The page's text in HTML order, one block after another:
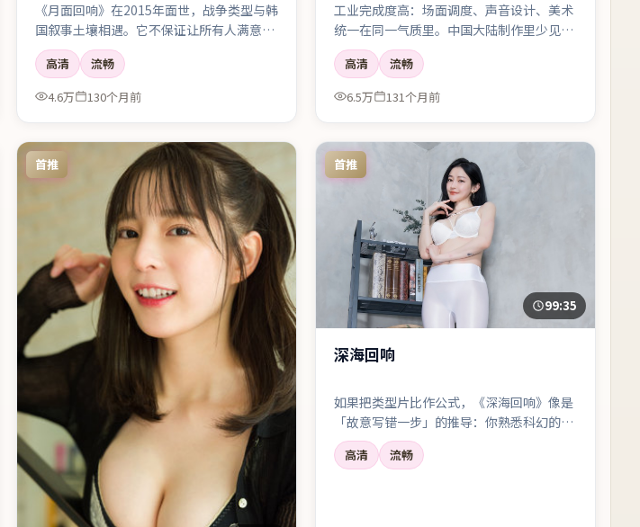
《月面回响》在2015年面世，战争类型与韩
国叙事土壤相遇。它不保证让所有人满意，
但几乎保证让你记住一两个镜头、一两句对
白，以及散场后心里那点挥之不去的回声。
高清
流畅
4.6万
130个月前
工业完成度高：场面调度、声音设计、美术
统一在同一气质里。中国大陆制作里少见的
「整体感」。
高清
流畅
6.5万
131个月前
首推 首推
99:35
深海回响
如果把类型片比作公式，《深海回响》像是
「故意写错一步」的推导：你熟悉科幻的每
一步，却仍会被带偏。
高清 流畅